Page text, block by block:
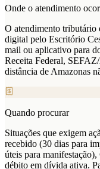
Onde o atendimento
O atendimento tributário
digital pelo Escritório
mail ou aplicativo para
Receita Federal,
distância de Amazonas
Quando procurar
Situações que exigem
recebido (30 dias para
úteis para
débito em dívida ativa.